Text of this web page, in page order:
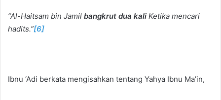
“Al-Haitsam bin Jamil bangkrut dua kali Ketika mencari
hadits.”[6]
Ibnu ‘Adi berkata mengisahkan tentang Yahya Ibnu Ma’in,